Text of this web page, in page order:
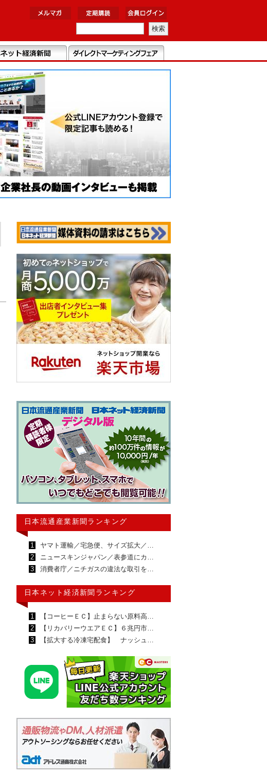
日本流通産業新聞ランキング
1
ヤマト運輸／宅急便、サイズ拡大／…
2
ニュースキンジャパン／表参道にカ…
3
消費者庁／ニチガスの違法な取引を…
日本ネット経済新聞ランキング
1
【コーヒーＥＣ】止まらない原料高…
2
【リカバリーウエアＥＣ】６兆円市…
3
【拡大する冷凍宅配食】 ナッシュ…